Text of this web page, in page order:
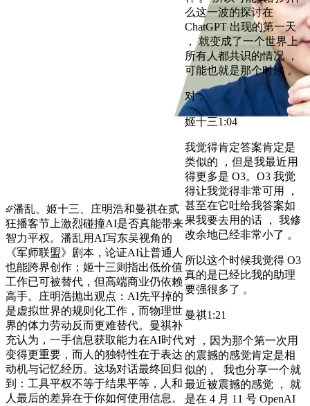
潘乱、姬十三、庄明浩和曼祺在贰
狂播客节上激烈碰撞AI是否真能带来
智力平权。潘乱用AI写东吴视角的
《军师联盟》剧本，论证AI让普通人
也能跨界创作；姬十三则指出低价值
工作已可被替代，但高端商业仍依赖
高手。庄明浩抛出观点：AI先平掉的
是虚拟世界的规则化工作，而物理世
界的体力劳动反而更难替代。曼祺补
充认为，一手信息获取能力在AI时代
变得更重要，而人的独特性在于表达
动机与记忆经历。这场对话最终回归
到：工具平权不等于结果平等，人和
人最后的差异在于你如何使用信息。
么这一波的探讨在
ChatGPT 出现的第一天
， 就变成了一个世界上
所有人都共识的情况 ，
可能也就是那个时候 。
对 。
姬十三1:04
我觉得肯定答案肯定是
类似的 ，但是我最近用
得更多是 O3。O3 我觉
得让我觉得非常可用 ，
甚至在它吐给我答案如
果我要去用的话 ， 我修
改余地已经非常小了 。
所以这个时候我觉得 O3
真的是已经比我的助理
要强很多了 。
曼祺1:21
对 ，因为那个第一次用
的震撼的感觉肯定是相
似的 。 我也分享一个就
最近被震撼的感觉 ， 就
是在 4 月 11 号 OpenAI